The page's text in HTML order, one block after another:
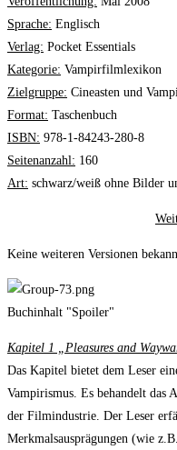
Sprache: Englisch
Verlag: Pocket Essentials
Kategorie: Vampirfilmlexikon
Zielgruppe: Cineasten und
Format: Taschenbuch
ISBN: 978-1-84243-280-8
Seitenanzahl: 160
Art: schwarz/weiß ohne Bilder
Keine weiteren Versionen
Buchinhalt "Spoiler"
Kapitel 1 „Pleasures and
Das Kapitel bietet dem Leser
Vampirismus. Es behandelt das
der Filmindustrie. Der Leser
Merkmalsausprägungen (wie